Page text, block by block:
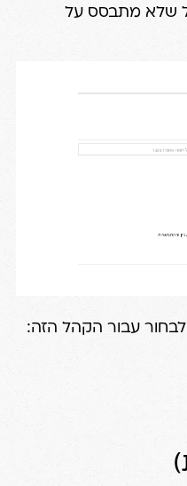
שלא מתבסס על
לבחור עבור הקהל הזה: